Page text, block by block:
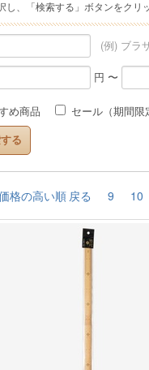
、「検索する」ボタンをクリ
(例) ブラ
円 〜
め商品 セール（期間限
る
戻る 9 10
格の高い順